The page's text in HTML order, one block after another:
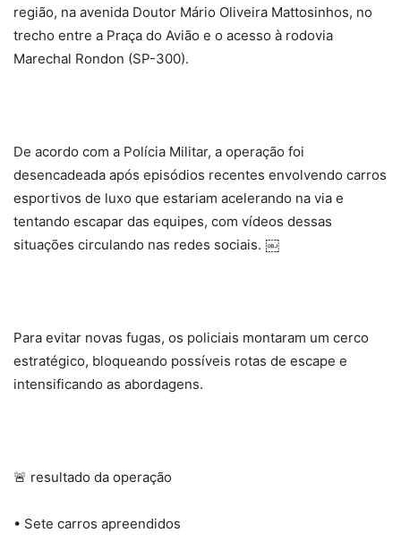
região, na avenida Doutor Mário Oliveira Mattosinhos, no
trecho entre a Praça do Avião e o acesso à rodovia
Marechal Rondon (SP-300).
De acordo com a Polícia Militar, a operação foi
desencadeada após episódios recentes envolvendo carros
esportivos de luxo que estariam acelerando na via e
tentando escapar das equipes, com vídeos dessas
situações circulando nas redes sociais. ￼
Para evitar novas fugas, os policiais montaram um cerco
estratégico, bloqueando possíveis rotas de escape e
intensificando as abordagens.
🚨 resultado da operação
• Sete carros apreendidos